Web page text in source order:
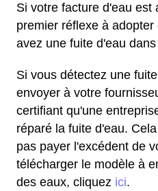
Si votre facture d'eau est
premier réflexe à
avez une fuite d'eau
Si vous détectez une
envoyer à votre
certifiant qu'une
réparé la fuite d'eau.
pas payer l'excédent de
télécharger le modèle à
des eaux, cliquez ici.